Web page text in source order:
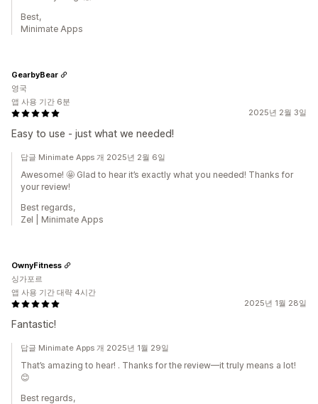
Best,
Minimate Apps
2025년 2월 3일
Easy to use - just what we needed!
GearbyBear
영국
앱 사용 기간 6분
답글 Minimate Apps 개 2025년 2월 6일
Awesome! 🤩 Glad to hear it’s exactly what you needed! Thanks for
your review!
Best regards,
Zel | Minimate Apps
2025년 1월 28일
Fantastic!
OwnyFitness
싱가포르
앱 사용 기간 대략 4시간
답글 Minimate Apps 개 2025년 1월 29일
That’s amazing to hear! . Thanks for the review—it truly means a lot!
😊
Best regards,